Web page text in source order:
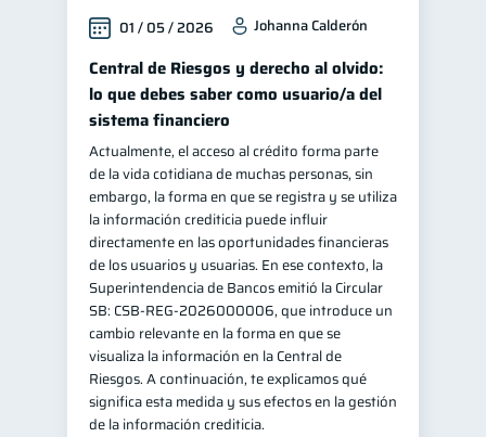
01 / 05 / 2026 Johanna Calderón
Central de Riesgos y derecho al olvido:
lo que debes saber como usuario/a del
sistema financiero
Actualmente, el acceso al crédito forma parte
de la vida cotidiana de muchas personas, sin
embargo, la forma en que se registra y se utiliza
la información crediticia puede influir
directamente en las oportunidades financieras
de los usuarios y usuarias. En ese contexto, la
Superintendencia de Bancos emitió la Circular
SB: CSB-REG-2026000006, que introduce un
cambio relevante en la forma en que se
visualiza la información en la Central de
Riesgos. A continuación, te explicamos qué
significa esta medida y sus efectos en la gestión
de la información crediticia.